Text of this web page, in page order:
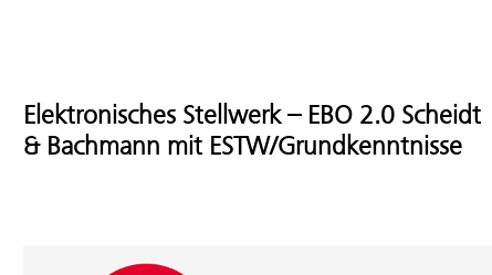
Elektronisches Stellwerk – EBO 2.0 Scheidt
& Bachmann mit ESTW/Grundkenntnisse